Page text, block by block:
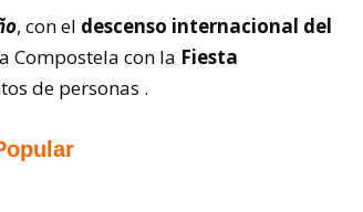
, con el descenso internacional del
Compostela con la Fiesta
de personas .